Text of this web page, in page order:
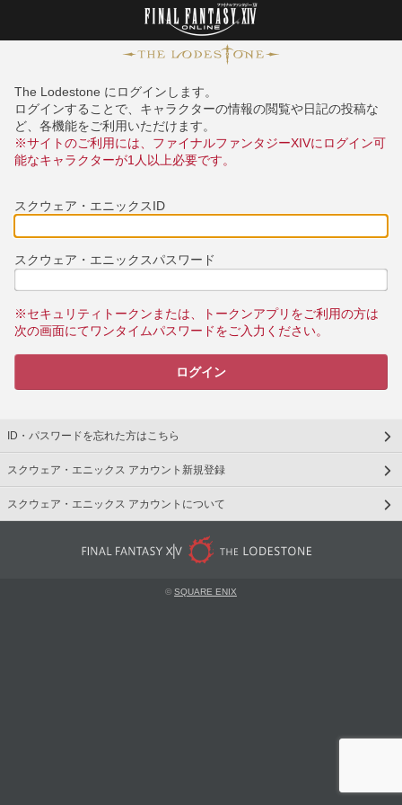
The Lodestone にログインします。
ログインすることで、キャラクターの情報の閲覧や日記の投稿な
ど、各機能をご利用いただけます。
※サイトのご利用には、ファイナルファンタジーXIVにログイン可
能なキャラクターが1人以上必要です。
スクウェア・エニックスID
スクウェア・エニックスパスワード
※セキュリティトークンまたは、トークンアプリをご利用の方は
次の画面にてワンタイムパスワードをご入力ください。
ログイン
ID・パスワードを忘れた方はこちら
スクウェア・エニックス アカウント新規登録
スクウェア・エニックス アカウントについて
©SQUARE ENIX